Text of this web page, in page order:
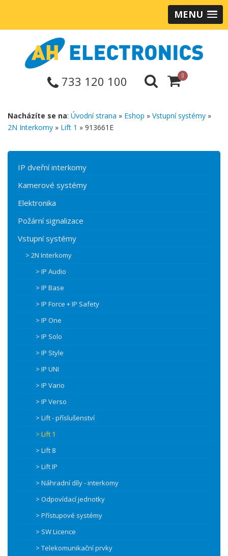
MENU
733 120 100 0
Nacházíte se na: Úvodní strana » Eshop » Vstupní systémy »
2N Interkomy » Lift 1 » 913661E
IP dveřní interkomy
Kamerové systémy
Elektronika
Požární signalizace
Vstupní systémy
> 2N Interkomy
> IP Audio
> IP Base
> IP Force + IP Safety
> IP One
> IP Solo
> IP Style
> IP UNI
> IP Vario
> IP Verso
> Lift - příslušenství
> Lift 1
> Lift 8
> Lift IP
> Náhradní díly - interkomy
> Odpovídací jednotky
> Přístupové systémy
> SW Licence
> Telekomunikační prvky